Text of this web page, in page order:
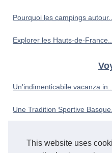
This website uses
Pourquoi les campings
Explorer les Hauts-de-
Un'indimenticabile vacanza
Une Tradition Sportive